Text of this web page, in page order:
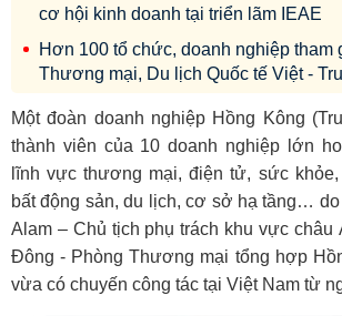
cơ hội kinh doanh tại triển lãm IEAE
Hơn 100 tổ chức, doanh nghiệp tham
Thương mại, Du lịch Quốc tế Việt -
Một đoàn doanh nghiệp Hồng Kông
thành viên của 10 doanh nghiệp lớn
lĩnh vực thương mại, điện tử, sức
bất động sản, du lịch, cơ sở hạ tầng… do
Alam – Chủ tịch phụ trách khu vực châu
Đông - Phòng Thương mại tổng hợp
vừa có chuyến công tác tại Việt Nam từ